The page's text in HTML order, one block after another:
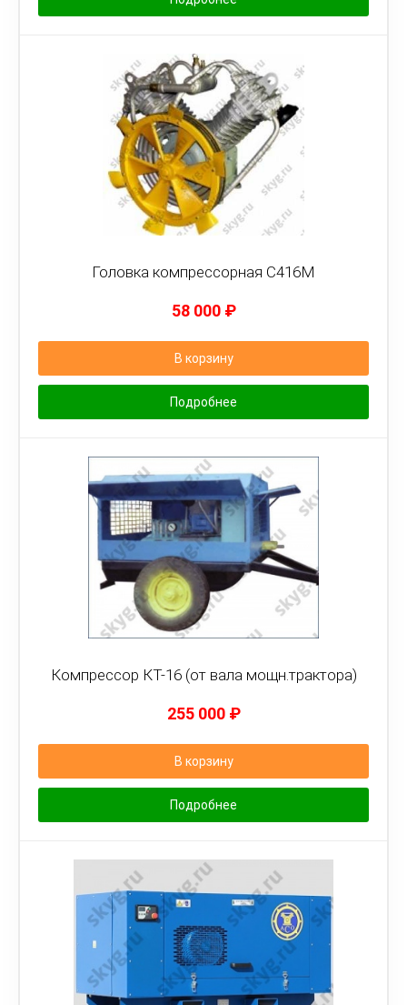
Головка компрессорная С416М
58 000 ₽
В корзину
Подробнее
Компрессор КТ-16 (от вала мощн.трактора)
255 000 ₽
В корзину
Подробнее